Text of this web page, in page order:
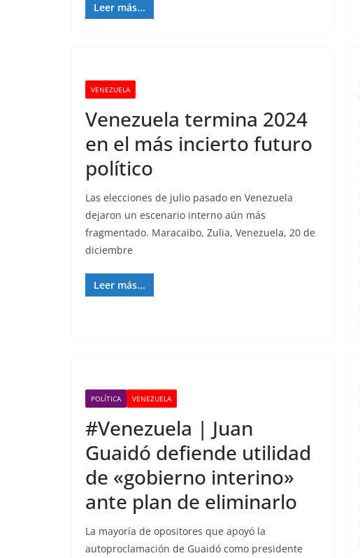
Leer más...
VENEZUELA
Venezuela termina 2024
en el más incierto futuro
político
Las elecciones de julio pasado en Venezuela
dejaron un escenario interno aún más
fragmentado. Maracaibo, Zulia, Venezuela, 20 de
diciembre
Leer más...
POLÍTICA VENEZUELA
#Venezuela | Juan
Guaidó defiende utilidad
de «gobierno interino»
ante plan de eliminarlo
La mayoría de opositores que apoyó la
autoproclamación de Guaidó como presidente